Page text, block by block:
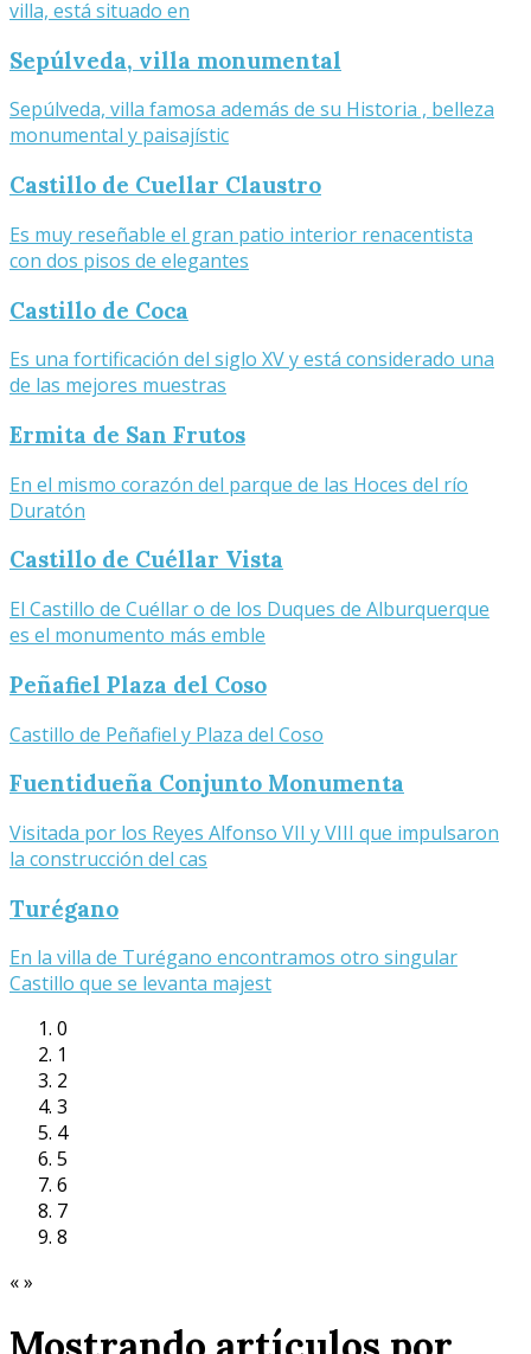
villa, está situado en
Sepúlveda, villa monumental
Sepúlveda, villa famosa además de su Historia , belleza
monumental y paisajístic
Castillo de Cuellar Claustro
Es muy reseñable el gran patio interior renacentista
con dos pisos de elegantes
Castillo de Coca
Es una fortificación del siglo XV y está considerado una
de las mejores muestras
Ermita de San Frutos
En el mismo corazón del parque de las Hoces del río
Duratón
Castillo de Cuéllar Vista
El Castillo de Cuéllar o de los Duques de Alburquerque
es el monumento más emble
Peñafiel Plaza del Coso
Castillo de Peñafiel y Plaza del Coso
Fuentidueña Conjunto Monumenta
Visitada por los Reyes Alfonso VII y VIII que impulsaron
la construcción del cas
Turégano
En la villa de Turégano encontramos otro singular
Castillo que se levanta majest
0
1
2
3
4
5
6
7
8
«»